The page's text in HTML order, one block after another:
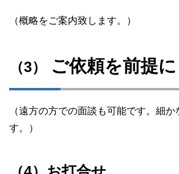
（概略をご案内致します。）
（3） ご依頼を前提
（遠方の方での面談も可能です。細
す。）